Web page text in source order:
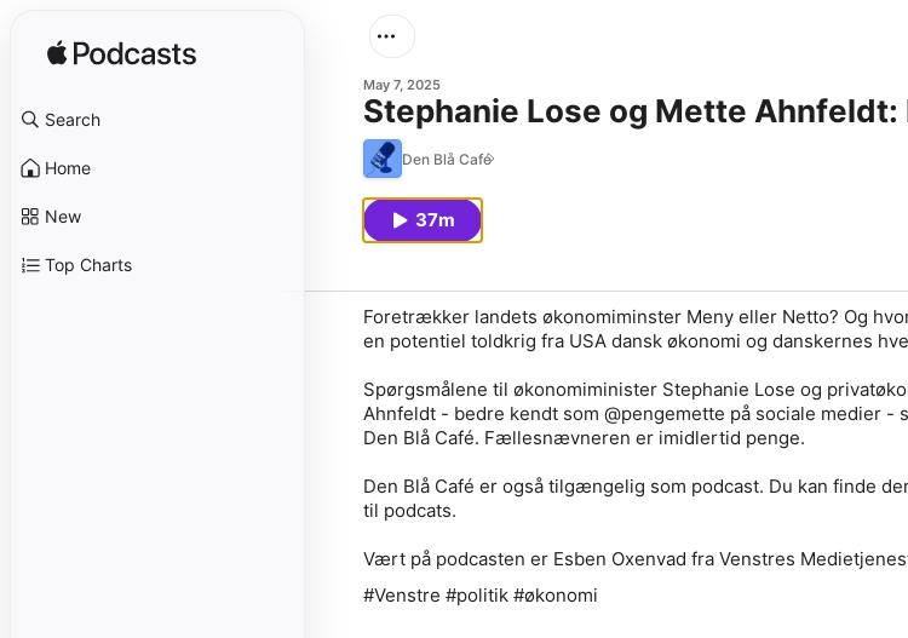
Search
Home
New
Top Charts
May 7, 2025
Stephanie Lose og Mette
Den Blå Café
37m
Foretrækker landets økonomiminster Meny eller Netto? Og
en potentiel toldkrig fra USA dansk økonomi og danskernes
Spørgsmålene til økonomiminister Stephanie Lose og
Ahnfeldt - bedre kendt som @pengemette på sociale medier
Den Blå Café. Fællesnævneren er imidlertid penge.
Den Blå Café er også tilgængelig som podcast. Du kan finde
til podcats.
Vært på podcasten er Esben Oxenvad fra Venstres
#Venstre #politik #økonomi